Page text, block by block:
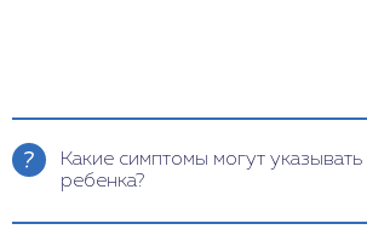
Какие симптомы могут
ребенка?
Симптомы депрессии у детей